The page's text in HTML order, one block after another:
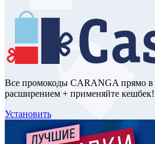
Все промокоды CARANGA прямо в
расширением + применяйте кешбек!
Установить